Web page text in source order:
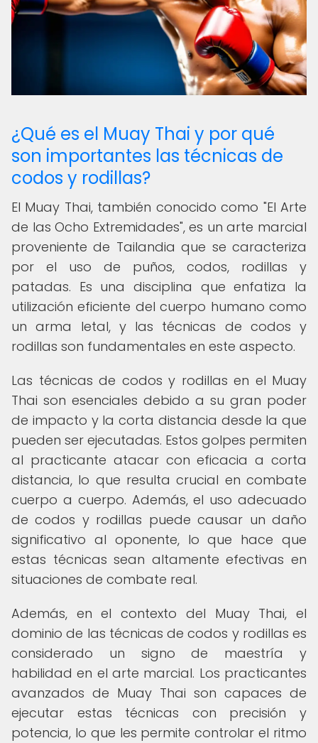
¿Qué es el Muay Thai y por qué
son importantes las técnicas de
codos y rodillas?
El Muay Thai, también conocido como "El Arte
de las Ocho Extremidades", es un arte marcial
proveniente de Tailandia que se caracteriza
por el uso de puños, codos, rodillas y
patadas. Es una disciplina que enfatiza la
utilización eficiente del cuerpo humano como
un arma letal, y las técnicas de codos y
rodillas son fundamentales en este aspecto.
Las técnicas de codos y rodillas en el Muay
Thai son esenciales debido a su gran poder
de impacto y la corta distancia desde la que
pueden ser ejecutadas. Estos golpes permiten
al practicante atacar con eficacia a corta
distancia, lo que resulta crucial en combate
cuerpo a cuerpo. Además, el uso adecuado
de codos y rodillas puede causar un daño
significativo al oponente, lo que hace que
estas técnicas sean altamente efectivas en
situaciones de combate real.
Además, en el contexto del Muay Thai, el
dominio de las técnicas de codos y rodillas es
considerado un signo de maestría y
habilidad en el arte marcial. Los practicantes
avanzados de Muay Thai son capaces de
ejecutar estas técnicas con precisión y
potencia, lo que les permite controlar el ritmo